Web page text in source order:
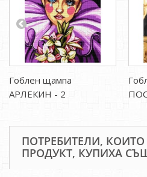
Гоблен щампа
АРЛЕКИН - 2
ПОТРЕБИТЕЛИ,
ПРОДУКТ, КУПИХА